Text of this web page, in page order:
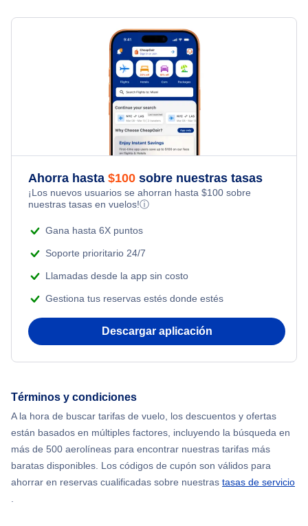
Ahorra hasta $100 sobre nuestras tasas
¡Los nuevos usuarios se ahorran hasta $100 sobre
nuestras tasas en vuelos!ⓘ
Gana hasta 6X puntos
Soporte prioritario 24/7
Llamadas desde la app sin costo
Gestiona tus reservas estés donde estés
Descargar aplicación
Términos y condiciones
A la hora de buscar tarifas de vuelo, los descuentos y ofertas
están basados en múltiples factores, incluyendo la búsqueda en
más de 500 aerolíneas para encontrar nuestras tarifas más
baratas disponibles. Los códigos de cupón son válidos para
ahorrar en reservas cualificadas sobre nuestras tasas de servicio
.